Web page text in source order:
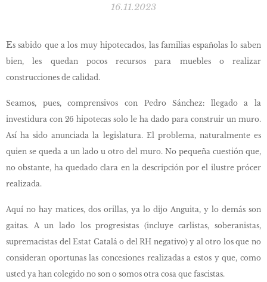
16.11.2023
Es sabido que a los muy hipotecados, las familias españolas lo saben
bien, les quedan pocos recursos para muebles o realizar
construcciones de calidad.
Seamos, pues, comprensivos con Pedro Sánchez: llegado a la
investidura con 26 hipotecas solo le ha dado para construir un muro.
Así ha sido anunciada la legislatura. El problema, naturalmente es
quien se queda a un lado u otro del muro. No pequeña cuestión que,
no obstante, ha quedado clara en la descripción por el ilustre prócer
realizada.
Aquí no hay matices, dos orillas, ya lo dijo Anguita, y lo demás son
gaitas. A un lado los progresistas (incluye carlistas, soberanistas,
supremacistas del Estat Catalá o del RH negativo) y al otro los que no
consideran oportunas las concesiones realizadas a estos y que, como
usted ya han colegido no son o somos otra cosa que fascistas.